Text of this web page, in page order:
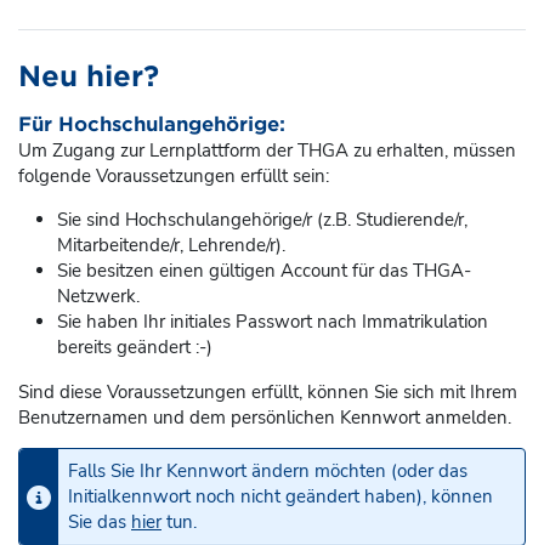
Neu hier?
Für Hochschulangehörige:
Um Zugang zur Lernplattform der THGA zu erhalten, müssen
folgende Voraussetzungen erfüllt sein:
Sie sind Hochschulangehörige/r (z.B. Studierende/r,
Mitarbeitende/r, Lehrende/r).
Sie besitzen einen gültigen Account für das THGA-
Netzwerk.
Sie haben Ihr initiales Passwort nach Immatrikulation
bereits geändert :-)
Sind diese Voraussetzungen erfüllt, können Sie sich mit Ihrem
Benutzernamen und dem persönlichen Kennwort anmelden.
Falls Sie Ihr Kennwort ändern möchten (oder das
Initialkennwort noch nicht geändert haben), können
Sie das hiertun.